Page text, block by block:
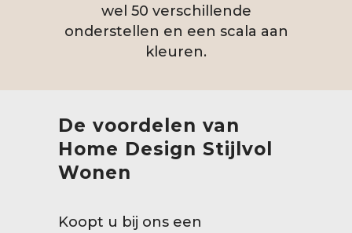
wel 50 verschillende
onderstellen en een scala aan
kleuren.
De voordelen van
Home Design Stijlvol
Wonen
Koopt u bij ons een